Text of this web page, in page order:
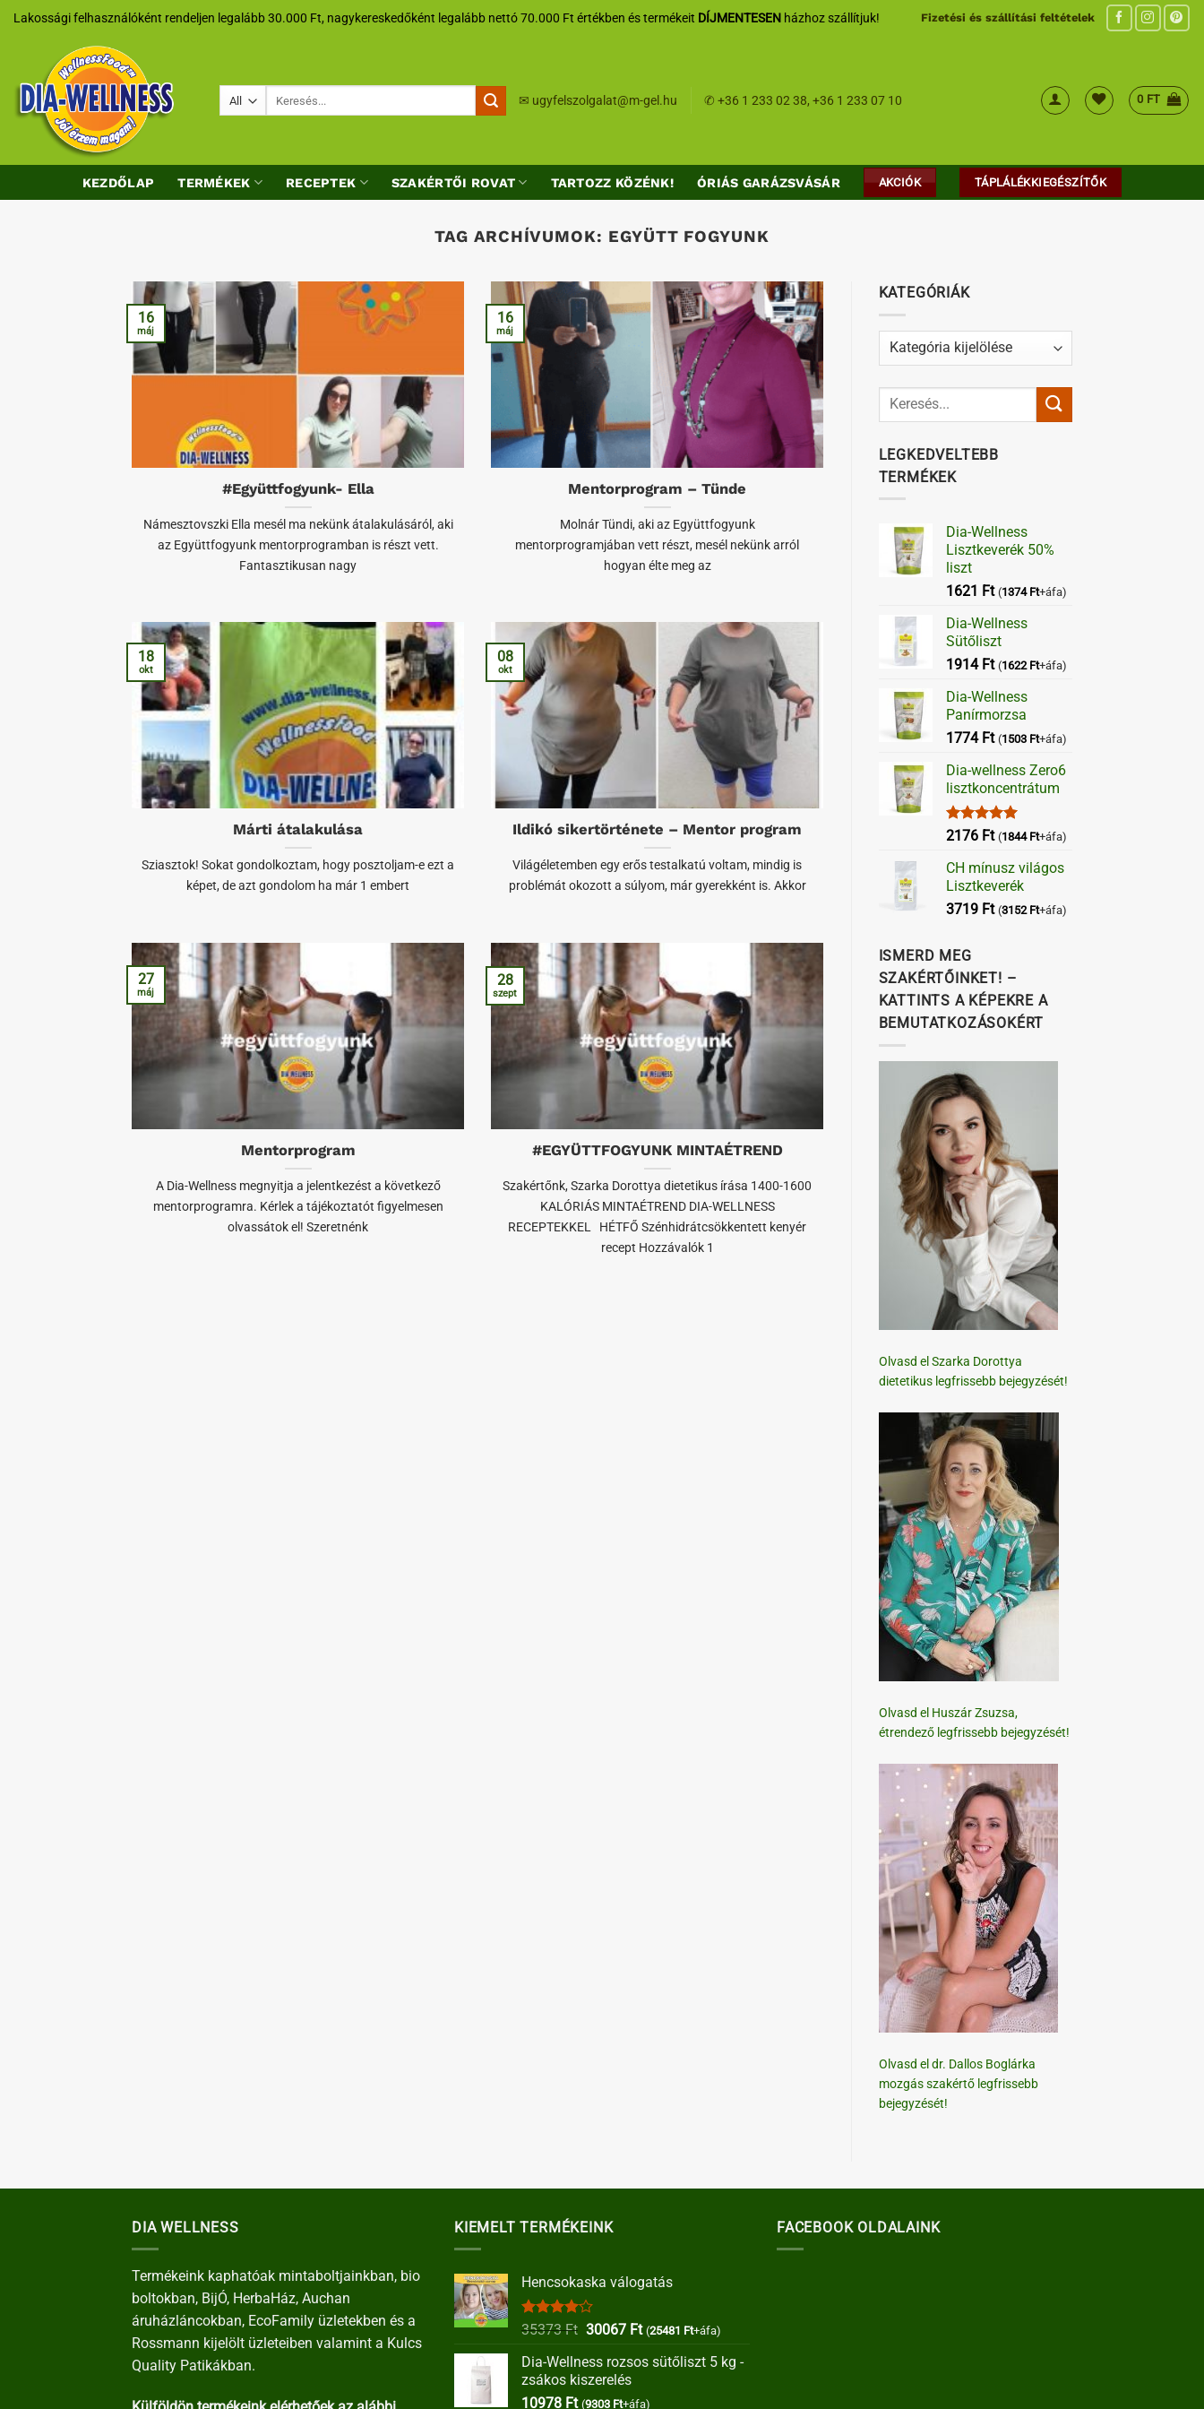
SkipLakossági felhasználóként rendeljen legalább 30.000 Ft, nagykereskedőként legalább nettó 70.000 Ft értékben és termékeit DÍJMENTESEN házhoz szállítjuk! Fizetési és szállítási feltételek
✉ ugyfelszolgalat@m-gel.hu ✆+36 1 233 02 38,+36 1 233 07 10 0 FT
KEZDŐLAP TERMÉKEK RECEPTEK SZAKÉRTŐI ROVAT TARTOZZ KÖZÉNK! ÓRIÁS GARÁZSVÁSÁR AKCIÓK TÁPLÁLÉKKIEGÉSZÍTŐK
TAG ARCHÍVUMOK: EGYÜTT FOGYUNK
#Együttfogyunk- Ella
Námesztovszki Ella mesél ma nekünk átalakulásáról, aki
az Együttfogyunk mentorprogramban is részt vett.
Fantasztikusan nagy
16
máj
Mentorprogram – Tünde
Molnár Tündi, aki az Együttfogyunk
mentorprogramjában vett részt, mesél nekünk arról
hogyan élte meg az
16
máj
Márti átalakulása
Sziasztok! Sokat gondolkoztam, hogy posztoljam-e ezt a
képet, de azt gondolom ha már 1 embert
18
okt
Ildikó sikertörténete – Mentor program
Világéletemben egy erős testalkatú voltam, mindig is
problémát okozott a súlyom, már gyerekként is. Akkor
08
okt
Mentorprogram
A Dia-Wellness megnyitja a jelentkezést a következő
mentorprogramra. Kérlek a tájékoztatót figyelmesen
olvassátok el! Szeretnénk
27
máj
#EGYÜTTFOGYUNK MINTAÉTREND
Szakértőnk, Szarka Dorottya dietetikus írása 1400-1600
KALÓRIÁS MINTAÉTREND DIA-WELLNESS
RECEPTEKKEL HÉTFŐ Szénhidrátcsökkentett kenyér
recept Hozzávalók 1
28
szept
KATEGÓRIÁK
Kategóriák
LEGKEDVELTEBB
TERMÉKEK
Dia-Wellness
Lisztkeverék 50%
liszt
1621 Ft (1374 Ft+áfa)
Dia-Wellness
Sütőliszt
1914 Ft (1622 Ft+áfa)
Dia-Wellness
Panírmorzsa
1774 Ft (1503 Ft+áfa)
Dia-wellness Zero6
lisztkoncentrátum
Értékelés:
2176 Ft (1844 Ft+áfa)
CH mínusz világos
Lisztkeverék
3719 Ft (3152 Ft+áfa)
ISMERD MEG
SZAKÉRTŐINKET! –
KATTINTS A KÉPEKRE A
BEMUTATKOZÁSOKÉRT
Olvasd el Szarka Dorottya
dietetikus legfrissebb bejegyzését!
Olvasd el Huszár Zsuzsa,
étrendező legfrissebb bejegyzését!
Olvasd el dr. Dallos Boglárka
mozgás szakértő legfrissebb
bejegyzését!
DIA WELLNESS
Termékeink kaphatóak mintaboltjainkban, bio
boltokban, BijÓ, HerbaHáz, Auchan
áruházláncokban, EcoFamily üzletekben és a
Rossmann kijelölt üzleteiben valamint a Kulcs
Quality Patikákban.
KIEMELT TERMÉKEINK
Hencsokaska válogatás
Értékelés:
35373Ft Original
was:
35373 Ft.
30067 FtCurrent
is:
(25481 Ft+áfa)
Dia-Wellness rozsos sütőliszt 5 kg -
zsákos kiszerelés
10978 Ft (9303 Ft+áfa)
FACEBOOK OLDALAINK